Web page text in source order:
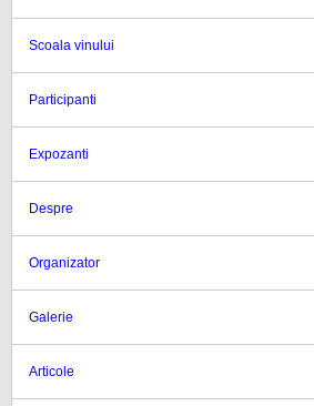
Scoala vinului
Participanti
Expozanti
Despre
Organizator
Galerie
Articole